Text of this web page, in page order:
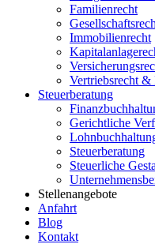
Familienrecht
Immobilienrecht
Vertriebsrecht &
Steuerberatung
Gerichtliche
Steuerberatung
Steuerliche
Stellenangebote
Anfahrt
Blog
Kontakt